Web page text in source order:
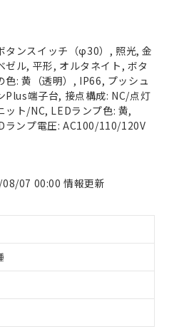
タンスイッチ（φ30）, 照光, 金
ゼル, 平形, オルタネイト, ボタ
色: 黄（透明）, IP66, プッシュ
Plus端子台, 接点構成: NC/点灯
ット/NC, LEDランプ色: 黄,
ランプ電圧: AC100/110/120V
07 00:00 情報更新